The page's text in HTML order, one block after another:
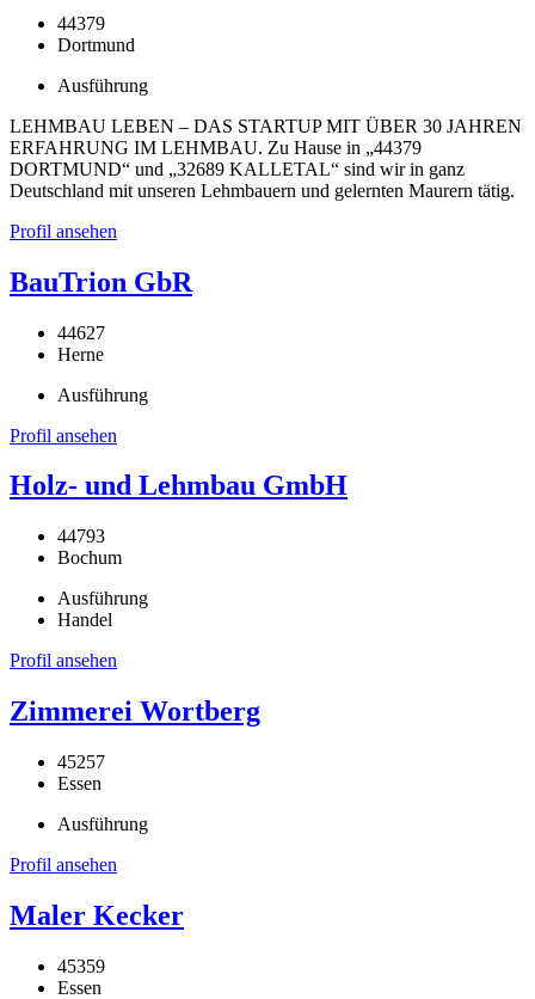
44379
Dortmund
Ausführung
LEHMBAU LEBEN – DAS STARTUP MIT ÜBER 30 JAHREN
ERFAHRUNG IM LEHMBAU. Zu Hause in „44379
DORTMUND“ und „32689 KALLETAL“ sind wir in ganz
Deutschland mit unseren Lehmbauern und gelernten Maurern tätig.
Profil ansehen
BauTrion GbR
44627
Herne
Ausführung
Profil ansehen
Holz- und Lehmbau GmbH
44793
Bochum
Ausführung
Handel
Profil ansehen
Zimmerei Wortberg
45257
Essen
Ausführung
Profil ansehen
Maler Kecker
45359
Essen